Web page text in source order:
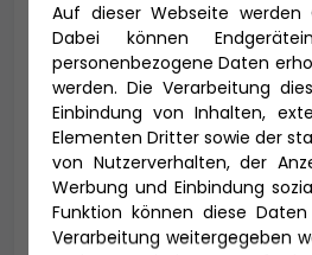
Titel
Vorname *
Auf dieser Webseite werden
Dabei können
personenbezogene Daten
werden. Die Verarbeitung
Einbindung von Inhalten,
Elementen Dritter sowie der
von Nutzerverhalten, der
Werbung und Einbindung
Funktion können diese
Verarbeitung weitergegeben